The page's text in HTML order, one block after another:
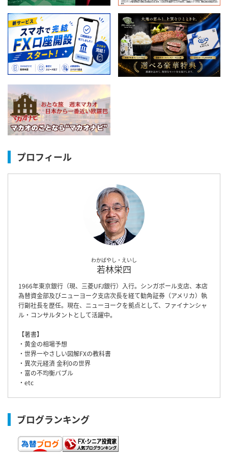
プロフィール
わかばやし・えいし
若林栄四
1966年東京銀行（現、三菱UFJ銀行）入行。シンガポール支店、本店
為替資金部及びニューヨーク支店次長を経て勧角証券（アメリカ）執
行副社長を歴任。現在、ニューヨークを拠点として、ファイナンシャ
ル・コンサルタントとして活躍中。
【著書】
・黄金の相場予想
・世界一やさしい図解FXの教科書
・異次元経済 金利0の世界
・富の不均衡バブル
・etc
ブログランキング